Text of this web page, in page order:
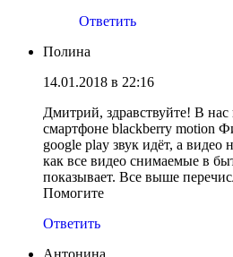
Ответить
Полина
14.01.2018 в 22:16
Дмитрий, здравствуйте! В нас
смартфоне blackberry motion
google play звук идёт, а видео
как все видео снимаемые в
показывает. Все выше
Помогите
Ответить